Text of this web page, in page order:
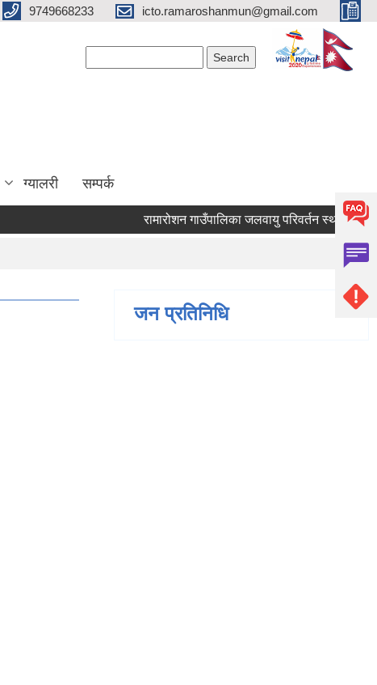
9749668233 icto.ramaroshanmun@gmail.com
ग्यालरी सम्पर्क
रामारोशन गाउँपालिका जलवायु परिवर्तन स्थानीय
जन प्रतिनिधि